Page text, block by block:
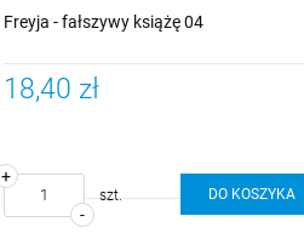
Freyja - fałszywy książę 04
18,40 zł
-
+
szt. DO KOSZYKA